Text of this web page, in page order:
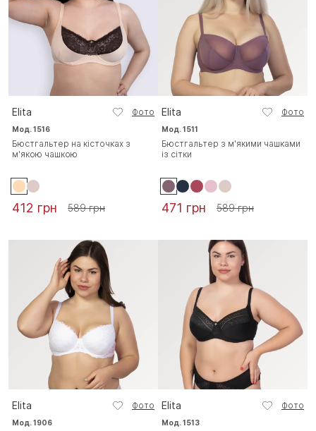
Elita Фото
Мод. 1516
Бюстгальтер на кісточках з
м'якою чашкою
412 грн 589 грн
Elita Фото
Мод. 1511
Бюстгальтер з м'якими чашками
із сітки
471 грн 589 грн
Elita Фото
Мод. 1906
Elita Фото
Мод. 1513